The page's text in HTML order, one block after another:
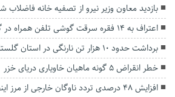
بازدید معاون وزیر نیرو از تصفیه خانه
اعتراف به ۱۴ فقره سرقت گوشی تلفن همراه در گنبدکاووس
برداشت حدود ۱۰ هزار تن نارنگی در استان گلستان
خطر انقراض ۵ گونه ماهیان خاویاری دریای خزر
افزایش ۴۸ درصدی تردد ناوگان خارجی از مرز اینچه برون